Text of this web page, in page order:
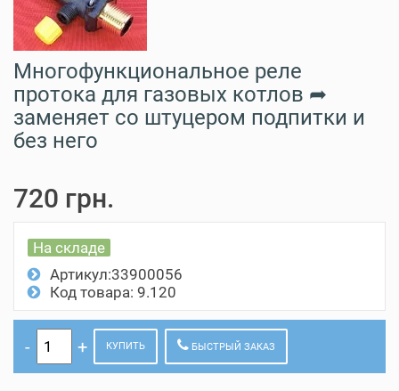
Многофункциональное реле
протока для газовых котлов ➦
заменяет со штуцером подпитки и
без него
720 грн.
На складе
Артикул:33900056
Код товара: 9.120
КУПИТЬ БЫСТРЫЙ ЗАКАЗ